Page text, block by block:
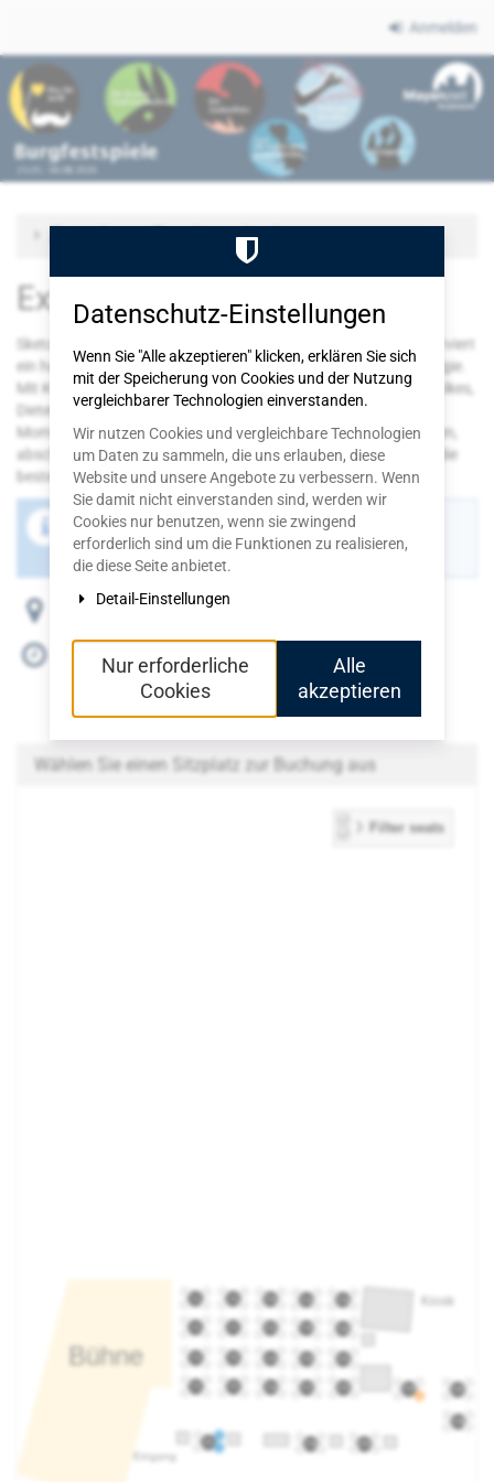
Inhalt
springen
Anmelden
Burgfestspiele
Mayen
Zu anderem Termin wechseln
Exxtra - Humor ist Trumpf
Sketche, Gags und jede Menge Wortwitz: Michael Ophelders serviert
ein humorvolles, musikalisches Menü voller Pointen und Nostalgie.
Mit Klassikern von Peter Frankenfeld, Harald Juhnke, Otto Waalkes,
Dieter Krebs, Iris Berben und Heinz Erhardt lässt er die großen
Momente des deutschen Humors wieder aufleben. Zurücklehnen,
abschalten und herzlich lachen – denn Lachen ist bekanntlich die
beste Medizin. Wohl bekomm’s!
Der Buchungszeitraum für diese Veranstaltung ist
beendet.
Altes Arresthaus, Stehbach 27, 56727 Mayen
Fr, 3. Juli 2026
Beginn:19:30 Uhr
18:30Uhr
Zum Kalender hinzufügen
Wählen Sie einen Sitzplatz zur Buchung aus
Datenschutz-Einstellungen
Wenn Sie "Alle akzeptieren" klicken, erklären Sie sich
mit der Speicherung von Cookies und der Nutzung
vergleichbarer Technologien einverstanden.
Wir nutzen Cookies und vergleichbare Technologien
um Daten zu sammeln, die uns erlauben, diese
Website und unsere Angebote zu verbessern. Wenn
Sie damit nicht einverstanden sind, werden wir
Cookies nur benutzen, wenn sie zwingend
erforderlich sind um die Funktionen zu realisieren,
die diese Seite anbietet.
Detail-Einstellungen
Nur erforderliche
Cookies
Alle
akzeptieren